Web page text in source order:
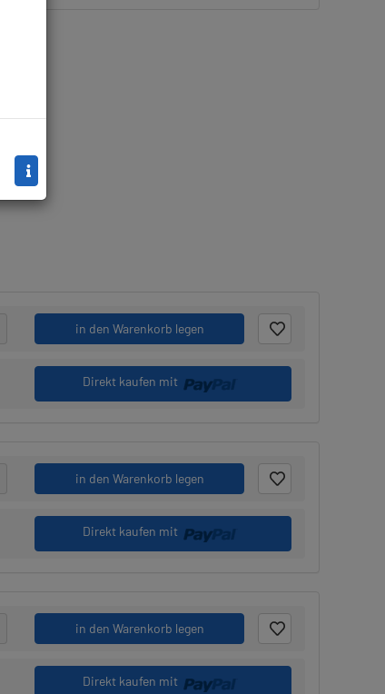
in den Warenkorb legen
Direkt kaufen mit
in den Warenkorb legen
Direkt kaufen mit
in den Warenkorb legen
Direkt kaufen mit